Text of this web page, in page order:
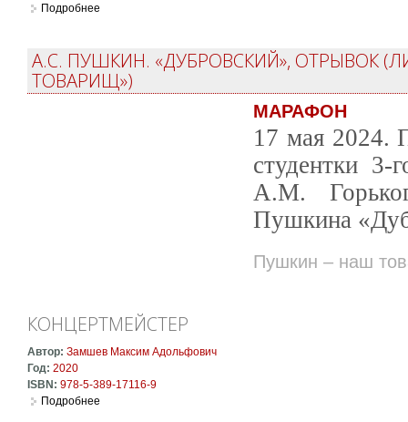
Подробнее
А.С. ПУШКИН. «ДУБРОВСКИЙ», ОТРЫВОК
ТОВАРИЩ»)
МАРАФОН
17 мая 2024.
студентки 3-
А.М.
Пушкина
Пушкин – наш
КОНЦЕРТМЕЙСТЕР
Автор: Замшев Максим Адольфович
Год: 2020
ISBN: 978-5-389-17116-9
Подробнее